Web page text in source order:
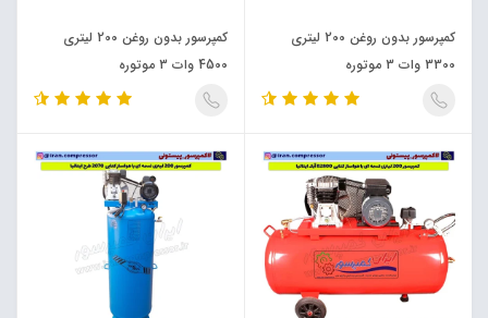
کمپرسور بدون روغن 200 لیتری
3300 وات 3 موتوره
کمپرسور بدون روغن 200 لیتری
4500 وات 3 موتوره